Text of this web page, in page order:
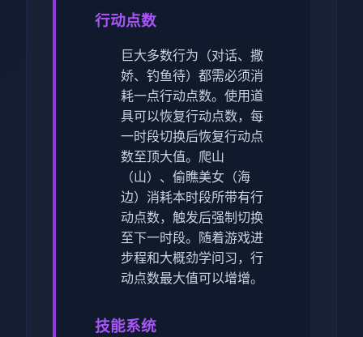
行动点数
巨大多数行为（对话、撒
娇、钓鱼待）都需必须消
耗一点行动点数。 使用道
具可以恢复行动点数，每
一时段切换后恢复行动点
数至顶大值。 爬山
（山）、偷瞧美女（海
边）消耗本时段所带有行
动点数，触发后强制切换
至下一时段。 随着游戏进
步程和大概劲学问习，行
动点数最大值可以增增。
技能系统